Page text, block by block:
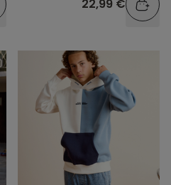
22,99 €